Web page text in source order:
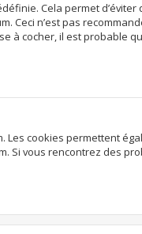
Cela permet d’éviter
Ceci n’est pas
à cocher, il est probable
Les cookies permettent
Si vous rencontrez des